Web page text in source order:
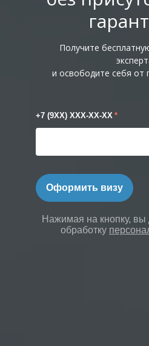
Получите
и освободите себя от
+7 (9XX) XXX-XX-XX *
Оформить визу
Нажимая на кнопку, вы
обработку